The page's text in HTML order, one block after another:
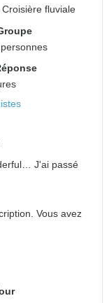
fluviale
J'ai passé
Vous avez